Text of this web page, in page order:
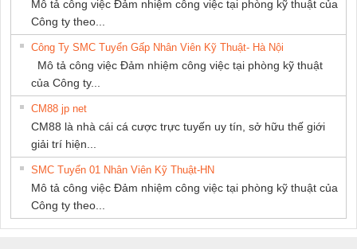
Mô tả công việc Đảm nhiệm công việc tại phòng kỹ thuật của
Công ty theo...
Công Ty SMC Tuyển Gấp Nhân Viên Kỹ Thuật- Hà Nội
Mô tả công việc Đảm nhiệm công việc tại phòng kỹ thuật
của Công ty...
CM88 jp net
CM88 là nhà cái cá cược trực tuyến uy tín, sở hữu thế giới
giải trí hiện...
SMC Tuyển 01 Nhân Viên Kỹ Thuật-HN
Mô tả công việc Đảm nhiệm công việc tại phòng kỹ thuật của
Công ty theo...